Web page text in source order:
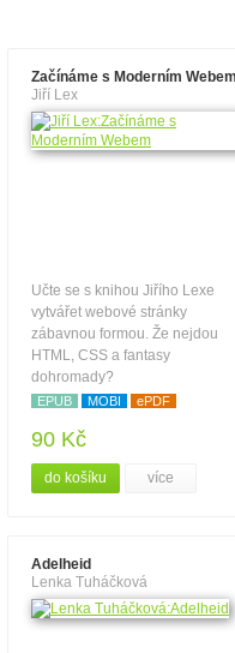
Začínáme s Moderním
Jiří Lex
Učte se s knihou Jiřího Lexe
vytvářet webové stránky
zábavnou formou. Že nejdou
HTML, CSS a fantasy
dohromady?
EPUB MOBI ePDF
90 Kč
do košíku více
Adelheid
Lenka Tuháčková